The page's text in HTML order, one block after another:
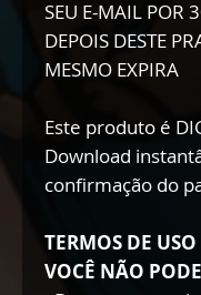
SEU E-MAIL POR
DEPOIS DESTE
MESMO EXPIRA
Este produto é
Download
confirmação do
TERMOS DE USO
VOCÊ NÃO